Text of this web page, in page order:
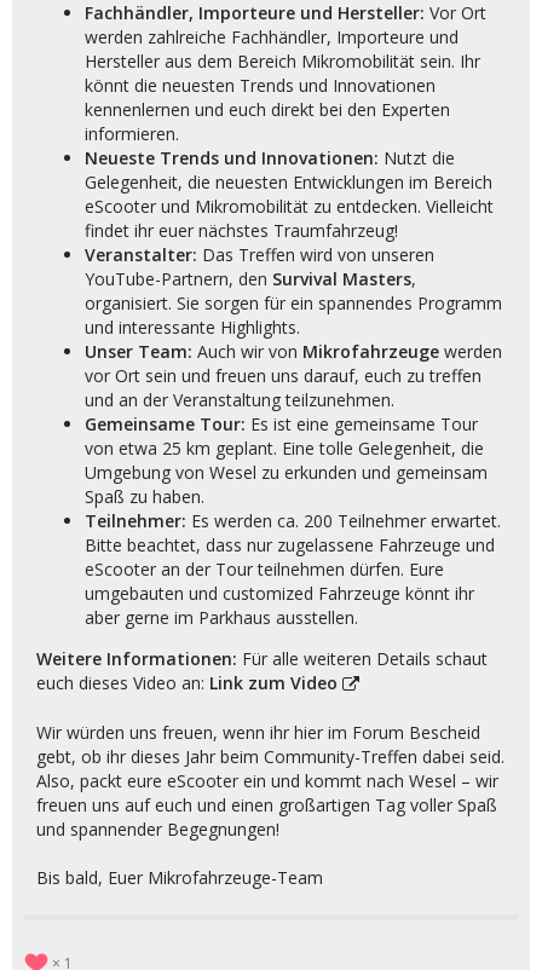
Fachhändler, Importeure und Hersteller: Vor Ort
werden zahlreiche Fachhändler, Importeure und
Hersteller aus dem Bereich Mikromobilität sein. Ihr
könnt die neuesten Trends und Innovationen
kennenlernen und euch direkt bei den Experten
informieren.
Neueste Trends und Innovationen: Nutzt die
Gelegenheit, die neuesten Entwicklungen im Bereich
eScooter und Mikromobilität zu entdecken. Vielleicht
findet ihr euer nächstes Traumfahrzeug!
Veranstalter: Das Treffen wird von unseren
YouTube-Partnern, den Survival Masters,
organisiert. Sie sorgen für ein spannendes Programm
und interessante Highlights.
Unser Team: Auch wir von Mikrofahrzeuge werden
vor Ort sein und freuen uns darauf, euch zu treffen
und an der Veranstaltung teilzunehmen.
Gemeinsame Tour: Es ist eine gemeinsame Tour
von etwa 25 km geplant. Eine tolle Gelegenheit, die
Umgebung von Wesel zu erkunden und gemeinsam
Spaß zu haben.
Teilnehmer: Es werden ca. 200 Teilnehmer erwartet.
Bitte beachtet, dass nur zugelassene Fahrzeuge und
eScooter an der Tour teilnehmen dürfen. Eure
umgebauten und customized Fahrzeuge könnt ihr
aber gerne im Parkhaus ausstellen.
Weitere Informationen: Für alle weiteren Details schaut
euch dieses Video an: Link zum Video
Wir würden uns freuen, wenn ihr hier im Forum Bescheid
gebt, ob ihr dieses Jahr beim Community-Treffen dabei seid.
Also, packt eure eScooter ein und kommt nach Wesel – wir
freuen uns auf euch und einen großartigen Tag voller Spaß
und spannender Begegnungen!
Bis bald, Euer Mikrofahrzeuge-Team
1